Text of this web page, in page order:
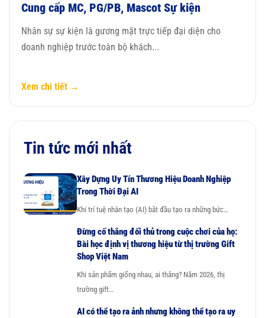
Cung cấp MC, PG/PB, Mascot Sự kiện
Nhân sự sự kiện là gương mặt trực tiếp đại diện cho
doanh nghiệp trước toàn bộ khách...
Xem chi tiết →
Tin tức mới nhất
Xây Dựng Uy Tín Thương Hiệu Doanh Nghiệp
Trong Thời Đại AI
Khi trí tuệ nhân tạo (AI) bắt đầu tạo ra những bức…
Đừng cố thắng đối thủ trong cuộc chơi của họ:
Bài học định vị thương hiệu từ thị trường Gift
Shop Việt Nam
Khi sản phẩm giống nhau, ai thắng? Năm 2026, thị
trường gift…
AI có thể tạo ra ảnh nhưng không thể tạo ra uy